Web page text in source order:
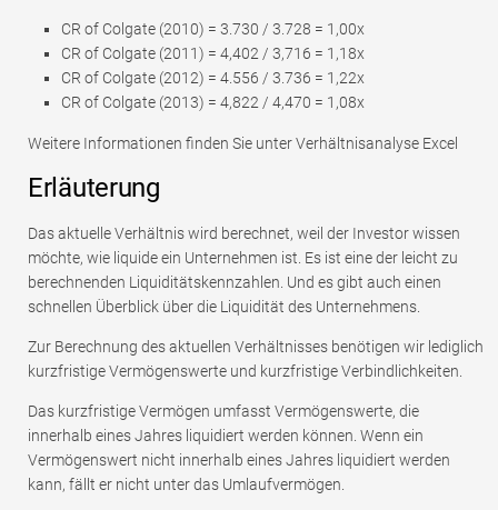
CR of Colgate (2010) = 3.730 / 3.728 = 1,00x
CR of Colgate (2011) = 4,402 / 3,716 = 1,18x
CR of Colgate (2012) = 4.556 / 3.736 = 1,22x
CR of Colgate (2013) = 4,822 / 4,470 = 1,08x
Weitere Informationen finden Sie unter Verhältnisanalyse Excel
Erläuterung
Das aktuelle Verhältnis wird berechnet, weil der Investor wissen
möchte, wie liquide ein Unternehmen ist. Es ist eine der leicht zu
berechnenden Liquiditätskennzahlen. Und es gibt auch einen
schnellen Überblick über die Liquidität des Unternehmens.
Zur Berechnung des aktuellen Verhältnisses benötigen wir lediglich
kurzfristige Vermögenswerte und kurzfristige Verbindlichkeiten.
Das kurzfristige Vermögen umfasst Vermögenswerte, die
innerhalb eines Jahres liquidiert werden können. Wenn ein
Vermögenswert nicht innerhalb eines Jahres liquidiert werden
kann, fällt er nicht unter das Umlaufvermögen.